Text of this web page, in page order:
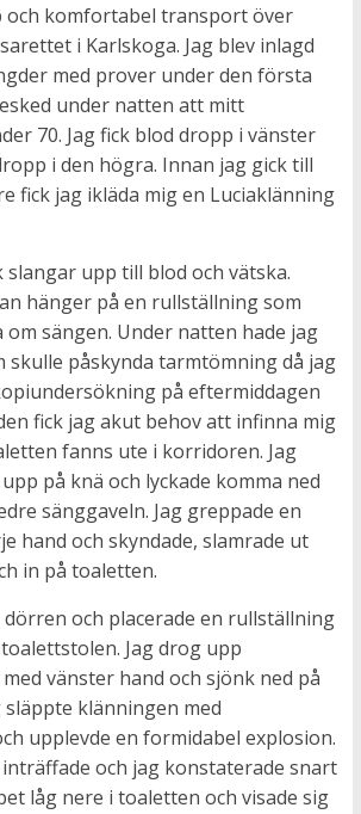
och komfortabel transport över
i Karlskoga. Jag blev inlagd
med prover under den första
under natten att mitt
70. Jag fick blod dropp i vänster
i den högra. Innan jag gick till
fick jag ikläda mig en Luciaklänning
slangar upp till blod och vätska.
hänger på en rullställning som
om sängen. Under natten hade jag
skulle påskynda tarmtömning då jag
på eftermiddagen
fick jag akut behov att infinna mig
fanns ute i korridoren. Jag
på knä och lyckade komma ned
sänggaveln. Jag greppade en
hand och skyndade, slamrade ut
in på toaletten.
dörren och placerade en rullställning
Jag drog upp
vänster hand och sjönk ned på
klänningen med
upplevde en formidabel explosion.
och jag konstaterade snart
låg nere i toaletten och visade sig